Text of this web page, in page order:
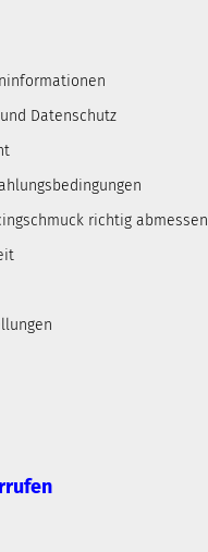
Datenschutz
richtig abmessen